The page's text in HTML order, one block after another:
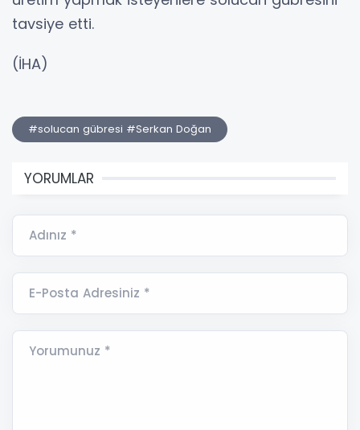
tavsiye etti.
(İHA)
#solucan gübresi #Serkan Doğan
YORUMLAR
Adınız *
E-Posta Adresiniz *
Yorumunuz *